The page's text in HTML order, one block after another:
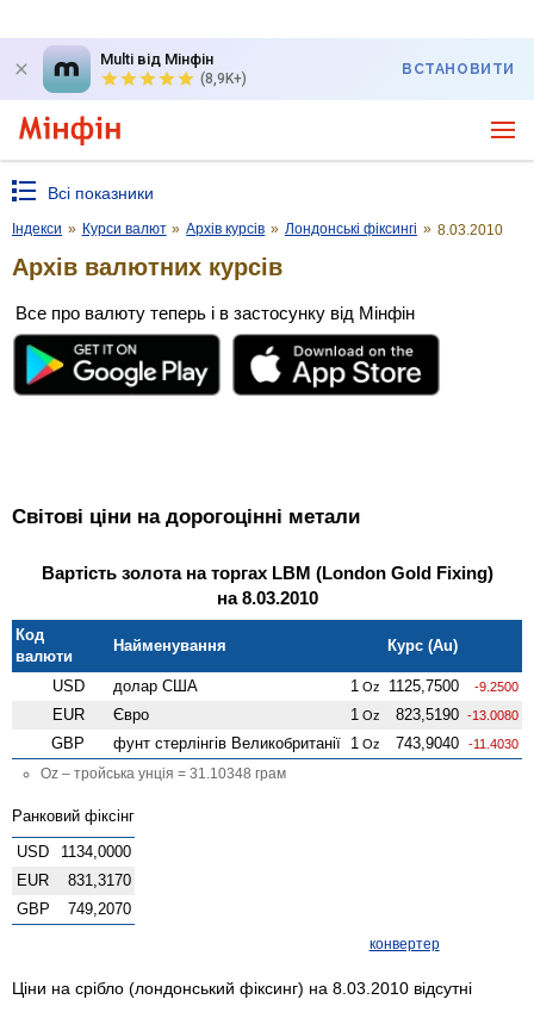
Multi від Мінфін
(8,9K+)
ВСТАНОВИТИ
Всі показники
Індекси » Курси валют » Архів курсів » Лондонські фіксингі » 8.03.2010
Архів валютних курсів
Все про валюту теперь і в застосунку від Мінфін
Світові ціни на дорогоцінні метали
Вартість золота на торгах LBM (London Gold Fixing)
на 8.03.2010
Код
валюти
Найменування Курс (Au)
USD долар США 1 Oz 1125,7500 -9.2500
EUR Євро 1 Oz 823,5190 -13.0080
GBP фунт стерлінгів Велико­британії 1 Oz 743,9040 -11.4030
Oz – тройська унція = 31.10348 грам
Ранковий фіксінг
USD
1134,0000
EUR
831,3170
GBP
749,2070
конвертер
Ціни на срібло (лондонський фіксинг) на 8.03.2010 відсутні